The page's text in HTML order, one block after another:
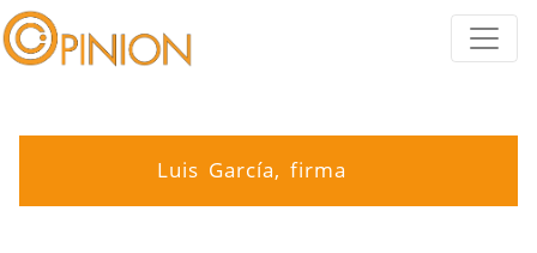
Luis García, firma